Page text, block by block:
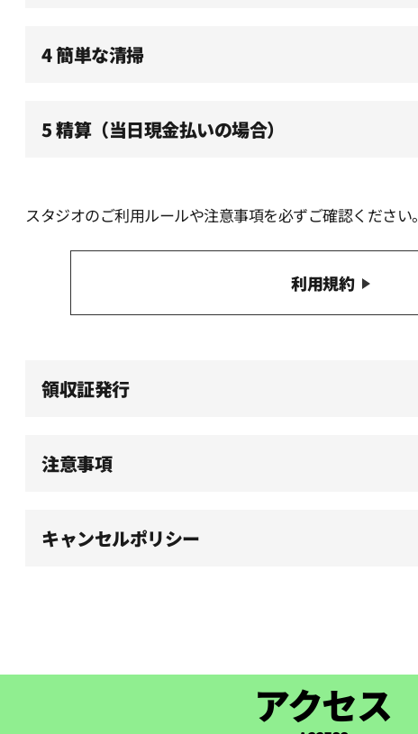
13:00
14:00
14:30
16:30
4 簡単な清掃
5 精算（当日現金払いの場合）
スタジオのご利用ルールや注意事項を必ずご確認ください。
利用規約
領収証発行
注意事項
キャンセルポリシー
アクセス